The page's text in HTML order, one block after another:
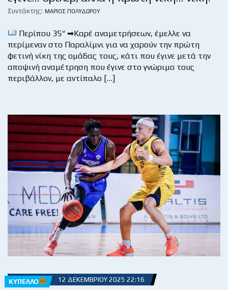
Συντάκτης: ΜΆΡΙΟΣ ΠΟΛΥΔΏΡΟΥ
Περίπου 35“ ➡Καρέ αναμετρήσεων, έμελλε να
περίμεναν στο Παραλίμνι για να χαρούν την πρώτη
φετινή νίκη της ομάδας τους, κάτι που έγινε μετά την
αποψινή αναμέτρηση που έγινε στο γνώριμο τους
περιβάλλον, με αντίπαλο […]
ΚΎΠΕΛΛΟ 12 ΔΕΚΕΜΒΡΊΟΥ 2025 22:16